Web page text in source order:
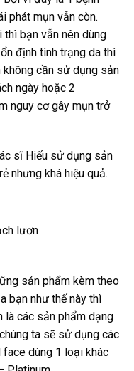
phát mụn vẫn còn.
bạn vẫn nên dùng
định tình trạng da thì
không cần sử dụng sản
ngày hoặc 2
nguy cơ gây mụn trở
sĩ Hiếu sử dụng sản
nhưng khá hiệu quả.
sản phẩm kèm theo
bạn như thế này thì
là các sản phẩm dạng
ta sẽ sử dụng các
dùng 1 loại khác